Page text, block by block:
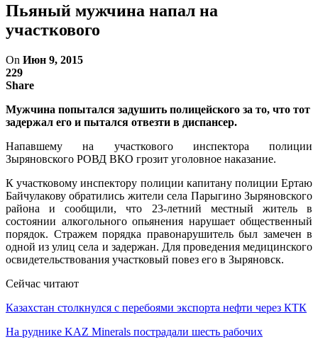
Пьяный мужчина напал на
участкового
On Июн 9, 2015
229
Share
Мужчина попытался задушить полицейского за то, что тот
задержал его и пытался отвезти в диспансер.
Напавшему на участкового инспектора полиции
Зыряновского РОВД ВКО грозит уголовное наказание.
К участковому инспектору полиции капитану полиции Ертаю
Байчулакову обратились жители села Парыгино Зыряновского
района и сообщили, что 23-летний местный житель в
состоянии алкогольного опьянения нарушает общественный
порядок. Стражем порядка правонарушитель был замечен в
одной из улиц села и задержан. Для проведения медицинского
освидетельствования участковый повез его в Зыряновск.
Сейчас читают
Казахстан столкнулся с перебоями экспорта нефти через КТК
На руднике KAZ Minerals пострадали шесть рабочих